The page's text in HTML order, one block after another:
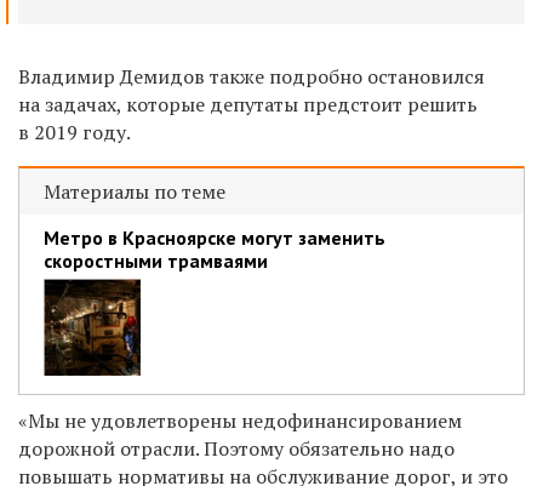
Владимир Демидов также подробно остановился
на задачах, которые депутаты предстоит решить
в 2019 году.
Материалы по теме
Метро в Красноярске могут заменить
скоростными трамваями
«Мы не удовлетворены недофинансированием
дорожной отрасли. Поэтому обязательно надо
повышать нормативы на обслуживание дорог, и это